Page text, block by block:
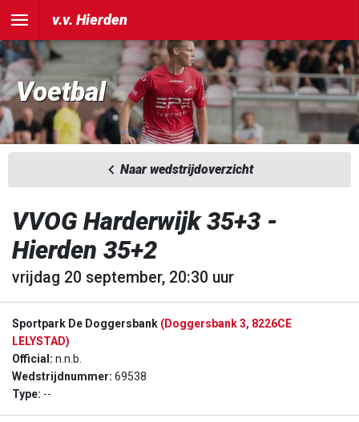
v.v. Hierden
Voetbal
Naar wedstrijdoverzicht
VVOG Harderwijk 35+3 -
Hierden 35+2
vrijdag 20 september, 20:30 uur
Sportpark De Doggersbank (Doggersbank 3, 8226CE
LELYSTAD)
Official: n.n.b.
Wedstrijdnummer: 69538
Type: --